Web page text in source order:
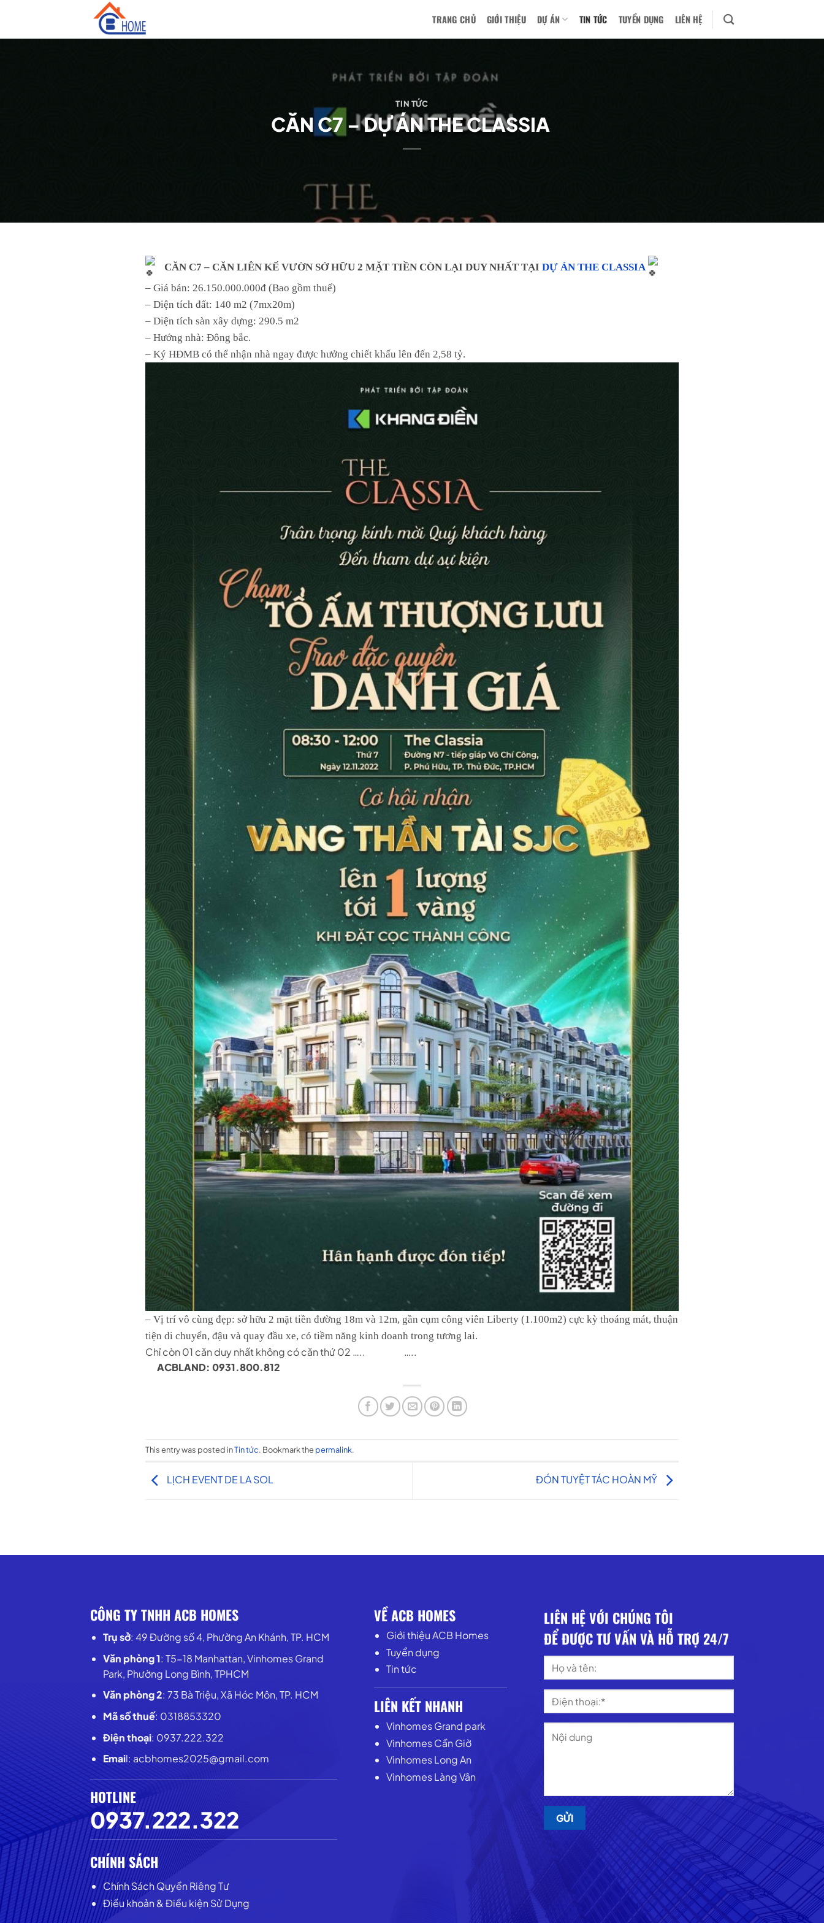
content
TRANG CHỦ GIỚI THIỆU DỰ ÁN TIN TỨC TUYỂN DỤNG LIÊN HỆ
TIN TỨC
CĂN C7 – DỰ ÁN THE CLASSIA
CĂN C7 – CĂN LIÊN KẾ VƯỜN SỞ HỮU 2 MẶT TIỀN CÒN LẠI DUY NHẤT TẠI DỰ ÁN THE CLASSIA
– Giá bán: 26.150.000.000đ (Bao gồm thuế)
– Diện tích đất: 140 m2 (7mx20m)
– Diện tích sàn xây dựng: 290.5 m2
– Hướng nhà: Đông bắc.
– Ký HĐMB có thể nhận nhà ngay được hưởng chiết khấu lên đến 2,58 tỷ.
– Vị trí vô cùng đẹp: sở hữu 2 mặt tiền đường 18m và 12m, gần cụm công viên Liberty (1.100m2) cực kỳ thoáng mát, thuận
tiện di chuyển, đậu và quay đầu xe, có tiềm năng kinh doanh trong tương lai.
Chỉ còn 01 căn duy nhất không có căn thứ 02 …..
…..
ACBLAND: 0931.800.812
This entry was posted inTin tức. Bookmark the permalink.
LỊCH EVENT DE LA SOL ĐÓN TUYỆT TÁC HOÀN MỸ
CÔNG TY TNHH АСВ НОMES
Trụ sở: 49 Đường số 4, Phường An Khánh, TP. HCM
Văn phòng 1: T5-18 Manhattan, Vinhomes Grand
Park, Phường Long Bình, TPHCM
Văn phòng 2: 73 Bà Triệu, Xã Hóc Môn, TP. HCM
Mã số thuế: 0318853320
Điện thoại: 0937.222.322
Email: acbhomes2025@gmail.com
HOTLINE
0937.222.322
CHÍNH SÁCH
Chính Sách Quyền Riêng Tư
Điều khoản & Điều kiện Sử Dụng
VỀ ACB HOMES
Giới thiệu ACB Homes
Tuyển dụng
Tin tức
LIÊN KẾT NHANH
Vinhomes Grand park
Vinhomes Cần Giờ
Vinhomes Long An
Vinhomes Làng Vân
LIÊN HỆ VỚI CHÚNG TÔI
ĐỂ ĐƯỢC TƯ VẤN VÀ HỖ TRỢ 24/7